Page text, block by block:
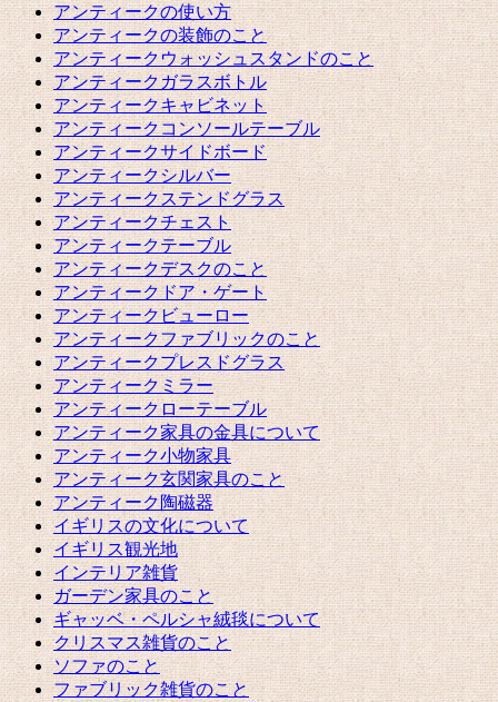
アンティークの使い方
アンティークの装飾のこと
アンティークウォッシュスタンドのこと
アンティークガラスボトル
アンティークキャビネット
アンティークコンソールテーブル
アンティークサイドボード
アンティークシルバー
アンティークステンドグラス
アンティークチェスト
アンティークテーブル
アンティークデスクのこと
アンティークドア・ゲート
アンティークビューロー
アンティークファブリックのこと
アンティークプレスドグラス
アンティークミラー
アンティークローテーブル
アンティーク家具の金具について
アンティーク小物家具
アンティーク玄関家具のこと
アンティーク陶磁器
イギリスの文化について
イギリス観光地
インテリア雑貨
ガーデン家具のこと
ギャッベ・ペルシャ絨毯について
クリスマス雑貨のこと
ソファのこと
ファブリック雑貨のこと